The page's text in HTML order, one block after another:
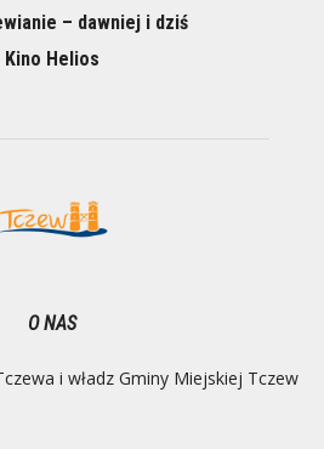
– dawniej i dziś
Kino Helios
O NAS
i władz Gminy Miejskiej Tczew